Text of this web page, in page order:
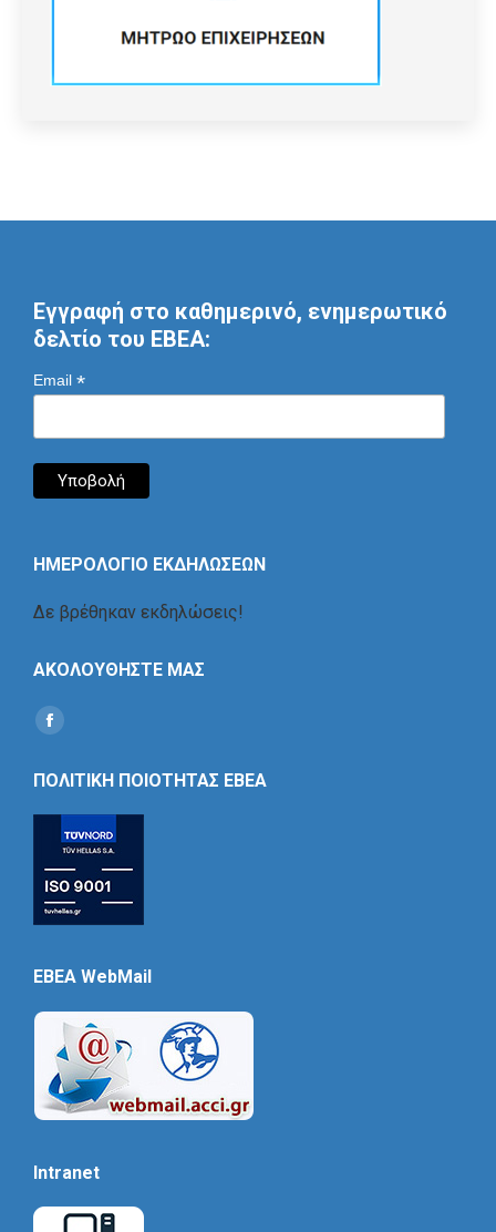
Εγγραφή στο καθημερινό, ενημερωτικό
δελτίο του ΕΒΕΑ:
Email *
ΗΜΕΡΟΛΟΓΙΟ ΕΚΔΗΛΩΣΕΩΝ
Δε βρέθηκαν εκδηλώσεις!
ΑΚΟΛΟΥΘΗΣΤΕ ΜΑΣ
Find us on:
Social
ΠΟΛΙΤΙΚΗ ΠΟΙΟΤΗΤΑΣ ΕΒΕΑ
EBEA WebMail
Intranet